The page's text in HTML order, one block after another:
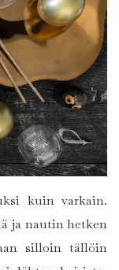
kuin varkain.
ja nautin hetken
silloin tällöin